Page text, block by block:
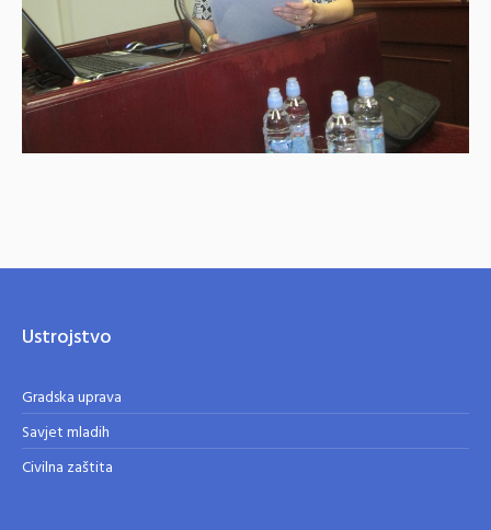
Ustrojstvo
Gradska uprava
Savjet mladih
Civilna zaštita